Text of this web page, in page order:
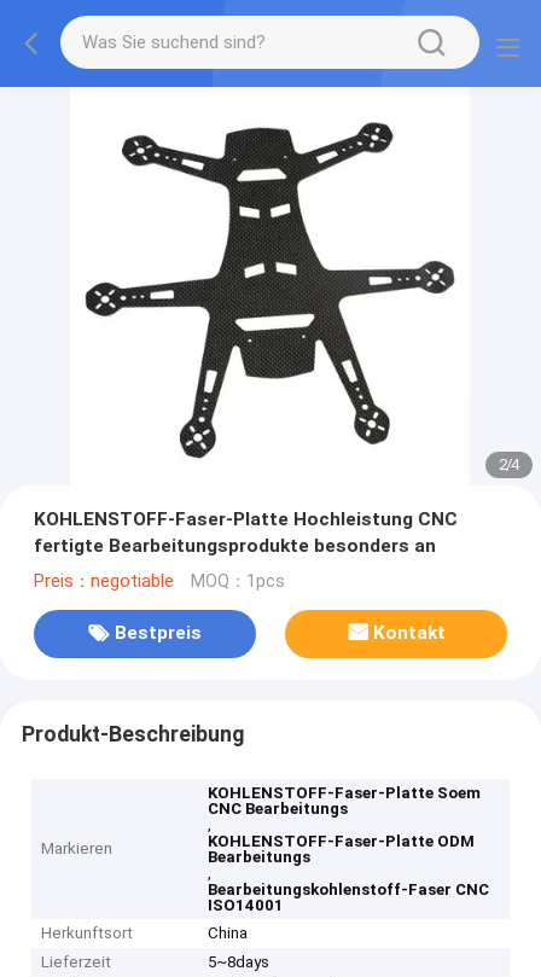
2/4
KOHLENSTOFF-Faser-Platte Hochleistung CNC
fertigte Bearbeitungsprodukte besonders an
Preis：negotiable MOQ：1pcs
Bestpreis Kontakt
Produkt-Beschreibung
Markieren
KOHLENSTOFF-Faser-Platte Soem
CNC Bearbeitungs
,
KOHLENSTOFF-Faser-Platte ODM
Bearbeitungs
,
Bearbeitungskohlenstoff-Faser CNC
ISO14001
Herkunftsort
China
Lieferzeit
5~8days